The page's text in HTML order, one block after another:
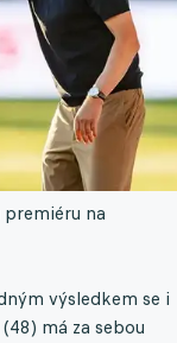
premiéru na
výsledkem se i
má za sebou